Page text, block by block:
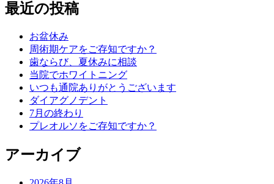
最近の投稿
お盆休み
周術期ケアをご存知ですか？
歯ならび、夏休みに相談
当院でホワイトニング
いつも通院ありがとうございます
ダイアグノデント
7月の終わり
プレオルソをご存知ですか？
アーカイブ